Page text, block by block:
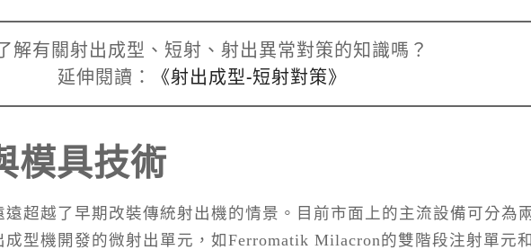
解有關射出成型、短射、射出異常對策的知識嗎？
延伸閱讀：
《射出成型-短射對策》
模具技術
超越了早期改裝傳統射出機的情景。目前市面上的主流設備可分為
型機開發的微射出單元，如Ferromatik Milacron的雙階段注射單元和